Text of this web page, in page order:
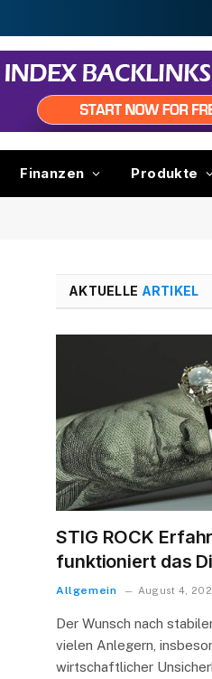
Finanzen Produkte
AKTUELLE ARTIKEL
STIG ROCK
funktioniert das
Allgemein August 4,
Der Wunsch nach
vielen Anlegern,
wirtschaftlicher